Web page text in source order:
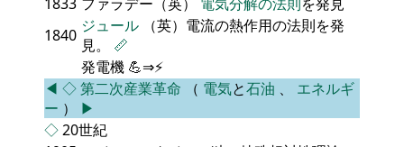
1840 ジュール （英）電流の熱作用の法則を発
見。 📏
発電機 💪⇒⚡
◀ ◇第二次産業革命 （ 電気と石油 、 エネルギ
ー ） ▶
◇20世紀